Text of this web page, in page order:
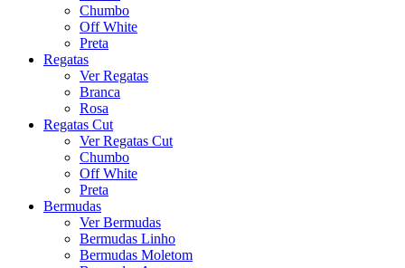
Chumbo
Off White
Preta
Regatas
Ver Regatas
Branca
Rosa
Regatas Cut
Ver Regatas Cut
Chumbo
Off White
Preta
Bermudas
Ver Bermudas
Bermudas Linho
Bermudas Moletom